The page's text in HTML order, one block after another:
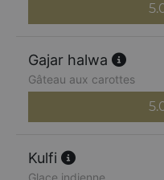
Gajar halwa
Gâteau aux carottes
Kulfi
Glace indienne